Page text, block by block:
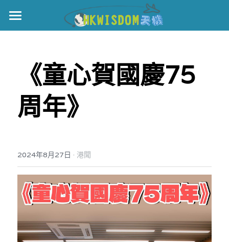
主頁
伊美戰爭
黎智英案
美西媒體謊言實錄
宏福‧革新
宏福苑聽證會
宏福火災正視聽
記錄．宏福苑火災
港聞
中國
國際
娛樂
《童心賀國慶75
周年》
2024年8月27日 · 港聞